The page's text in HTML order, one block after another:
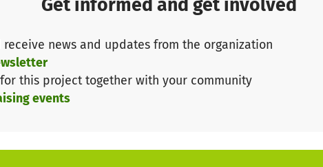
involucrado. Nos gustaría darle una
es posible actualmente desde la cuenta de la
para recompensar a Marjorie y mostrarle la importancia
cualquier ayuda =)
Get informed and get involved
receive news and updates from the organization
this project together with your community
events